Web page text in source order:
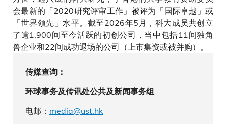
会最新的「2020研究评审工作」被评为「国际卓越」或
「世界领先」水平。截至2026年5月，科大成员共创立
了逾1,900间至今活跃的初创公司，当中包括11间独角
兽企业和22间成功退场的公司（上市集资或被并购）。
传媒查询：
环球事务及传讯处公共及新闻事务组
电邮： media@ust.hk